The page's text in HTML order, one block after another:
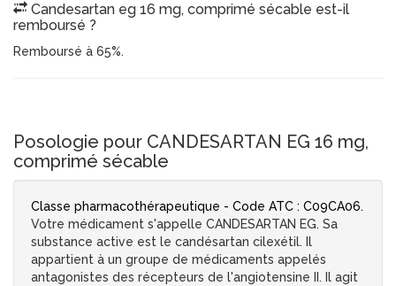
Candesartan eg 16 mg, comprimé sécable est-il
remboursé ?
Remboursé à 65%.
Posologie pour CANDESARTAN EG 16 mg,
comprimé sécable
Classe pharmacothérapeutique - Code ATC : C09CA06.
Votre médicament s'appelle CANDESARTAN EG. Sa
substance active est le candésartan cilexétil. Il
appartient à un groupe de médicaments appelés
antagonistes des récepteurs de l'angiotensine II. Il agit